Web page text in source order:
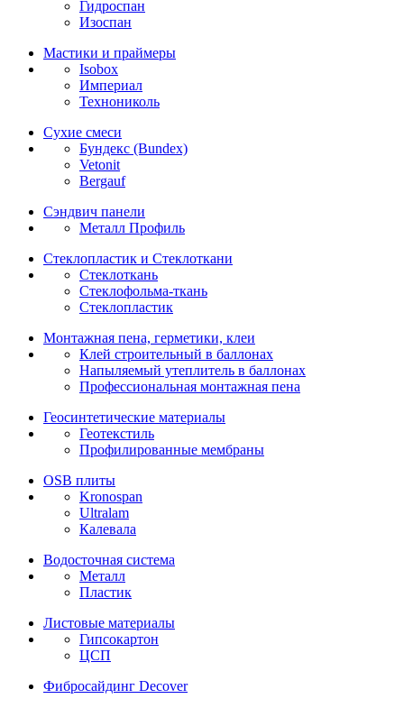
Гидроспан
Изоспан
Мастики и праймеры
Isobox
Империал
Технониколь
Сухие смеси
Бундекс (Bundex)
Vetonit
Bergauf
Сэндвич панели
Металл Профиль
Стеклопластик и Стеклоткани
Стеклоткань
Стеклофольма-ткань
Стеклопластик
Монтажная пена, герметики, клеи
Клей строительный в баллонах
Напыляемый утеплитель в баллонах
Профессиональная монтажная пена
Геосинтетические материалы
Геотекстиль
Профилированные мембраны
OSB плиты
Kronospan
Ultralam
Калевала
Водосточная система
Металл
Пластик
Листовые материалы
Гипсокартон
ЦСП
Фибросайдинг Decover